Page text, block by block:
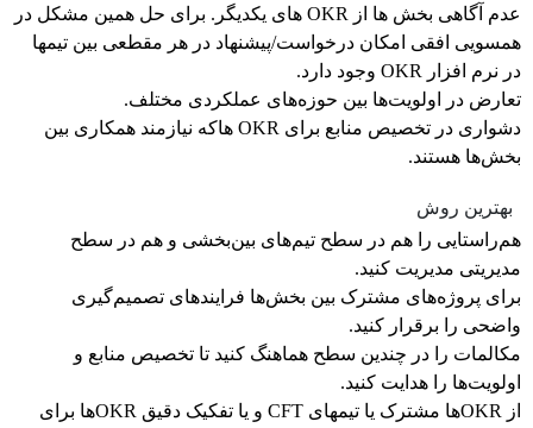
عدم آگاهی بخش ها از OKR های یکدیگر. برای حل همین مشکل در
همسویی افقی امکان درخواست/پیشنهاد در هر مقطعی بین تیمها
در نرم افزار OKR وجود دارد.
تعارض در اولویت‌ها بین حوزه‌های عملکردی مختلف.
دشواری در تخصیص منابع برای OKR هاکه نیازمند همکاری بین
بخش‌ها هستند.
بهترین روش
هم‌راستایی را هم در سطح تیم‌های بین‌بخشی و هم در سطح
مدیریتی مدیریت کنید.
برای پروژه‌های مشترک بین بخش‌ها فرایندهای تصمیم‌گیری
واضحی را برقرار کنید.
مکالمات را در چندین سطح هماهنگ کنید تا تخصیص منابع و
اولویت‌ها را هدایت کنید.
از OKRها مشترک یا تیمهای CFT و یا تفکیک دقیق OKRها برای